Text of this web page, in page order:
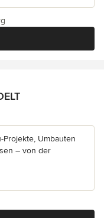
Umbauten
– von der